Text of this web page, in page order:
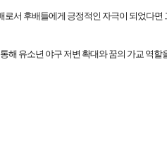
서 후배들에게 긍정적인 자극이 되었다
해 유소년 야구 저변 확대와 꿈의 가교 역할